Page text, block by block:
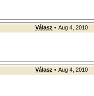
Válasz • Aug 4, 2010
Válasz • Aug 4, 2010